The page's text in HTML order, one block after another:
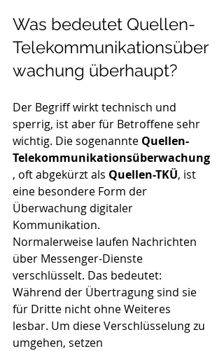
Was bedeutet Quellen-
Telekommunikationsüber
wachung überhaupt?
Der Begriff wirkt technisch und
sperrig, ist aber für Betroffene sehr
wichtig. Die sogenannte Quellen-
Telekommunikationsüberwachung
, oft abgekürzt als Quellen-TKÜ, ist
eine besondere Form der
Überwachung digitaler
Kommunikation.
Normalerweise laufen Nachrichten
über Messenger-Dienste
verschlüsselt. Das bedeutet:
Während der Übertragung sind sie
für Dritte nicht ohne Weiteres
lesbar. Um diese Verschlüsselung zu
umgehen, setzen